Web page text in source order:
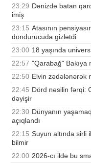
23:29 Dənizdə batan
imiş
23:15 Atasının
dondurucuda gizlətdi
23:00 18 yaşında
22:57 "Qarabağ" Bakıya
22:50 Elvin zədələnərək
22:45 Dörd nəsilin fərqi:
dəyişir
22:30 Dünyanın
açıqlandı
22:15 Suyun altında sirli
bilmir
22:00 2026-cı ildə bu